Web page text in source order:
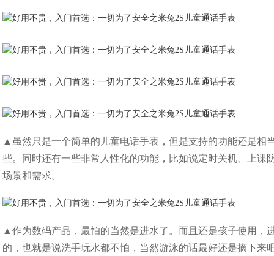
▲虽然只是一个简单的儿童电话手表，但是支持的功能还是相
些。同时还有一些非常人性化的功能，比如说定时关机、上
场景和需求。
▲作为数码产品，最怕的当然是进水了。而且还是孩子使用，
的，也就是说洗手玩水都不怕，当然游泳的话最好还是摘下来